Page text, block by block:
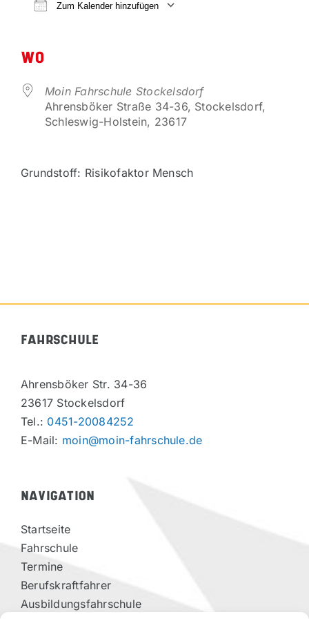
VORTEILSPARTNER
Zum Kalender hinzufügen
WO
Moin Fahrschule Stockelsdorf
Ahrensböker Straße 34-36, Stockelsdorf,
Schleswig-Holstein, 23617
Grundstoff: Risikofaktor Mensch
FAHRSCHULE
Ahrensböker Str. 34-36
23617 Stockelsdorf
Tel.: 0451-20084252
E-Mail: moin@moin-fahrschule.de
NAVIGATION
Startseite
Fahrschule
Termine
Berufskraftfahrer
Ausbildungsfahrschule